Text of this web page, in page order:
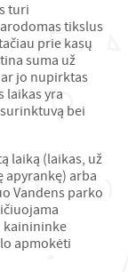
turi
tikslus
prie kasų
suma už
jo nupirktas
laikas yra
bei
laiką (laikas, už
arba
Vandens parko
kainininke
apmokėti